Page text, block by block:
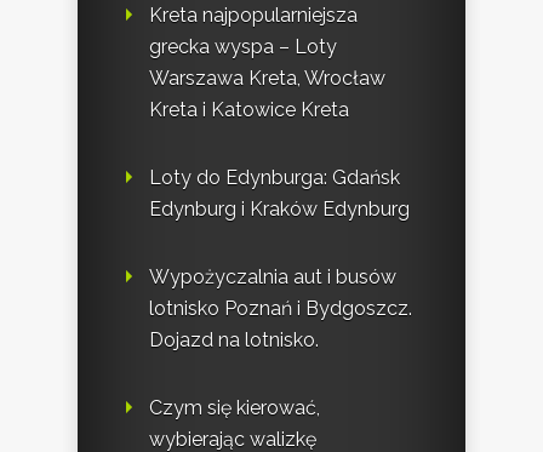
Kreta najpopularniejsza
grecka wyspa – Loty
Warszawa Kreta, Wrocław
Kreta i Katowice Kreta
Loty do Edynburga: Gdańsk
Edynburg i Kraków Edynburg
Wypożyczalnia aut i busów
lotnisko Poznań i Bydgoszcz.
Dojazd na lotnisko.
Czym się kierować,
wybierając walizkę